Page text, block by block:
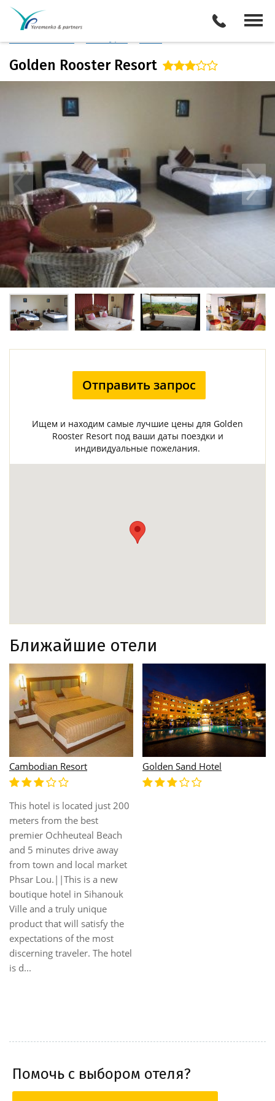
Камбоджа
Описание отеля
Golden Rooster Resort
Отправить запрос
Ищем и находим самые лучшие цены для Golden
Rooster Resort под ваши даты поездки и
индивидуальные пожелания.
Ближайшие отели
Cambodian Resort
This hotel is located just 200
meters from the best
premier Ochheuteal Beach
and 5 minutes drive away
from town and local market
Phsar Lou.||This is a new
boutique hotel in Sihanouk
Ville and a truly unique
product that will satisfy the
expectations of the most
discerning traveler. The hotel
is d...
Golden Sand Hotel
Помочь с выбором отеля?